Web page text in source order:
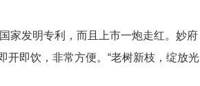
发明专利，而且上市一炮走红。妙府
开即饮，非常方便。“老树新枝，绽放光